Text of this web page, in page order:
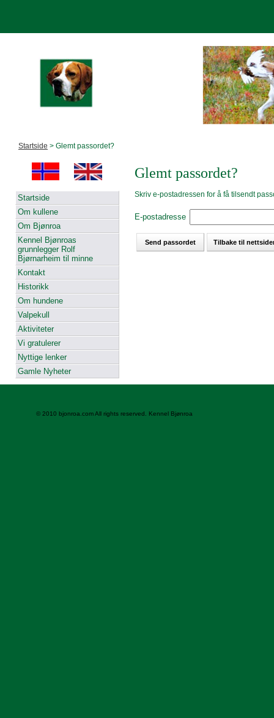
Startside > Glemt passordet?
Startside
Om kullene
Om Bjønroa
Kennel Bjønroas
grunnlegger Rolf
Bjørnarheim til minne
Kontakt
Historikk
Om hundene
Valpekull
Aktiviteter
Vi gratulerer
Nyttige lenker
Gamle Nyheter
Glemt passordet?
Skriv e-postadressen for å få tilsendt
E-postadresse
© 2010 bjonroa.com All rights reserved. Kennel Bjønroa